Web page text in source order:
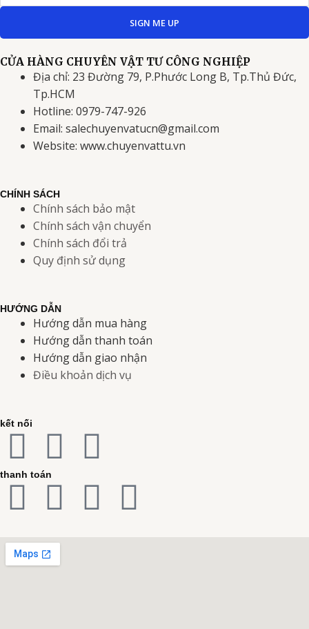
SIGN ME UP
CỬA HÀNG CHUYÊN VẬT TƯ CÔNG NGHIỆP
Địa chỉ: 23 Đường 79, P.Phước Long B, Tp.Thủ Đức,
Tp.HCM
Hotline: 0979-747-926
Email: salechuyenvatucn@gmail.com
Website: www.chuyenvattu.vn
CHÍNH SÁCH
Chính sách bảo mật
Chính sách vận chuyển
Chính sách đổi trả
Quy định sử dụng
HƯỚNG DẪN
Hướng dẫn mua hàng
Hướng dẫn thanh toán
Hướng dẫn giao nhận
Điều khoản dịch vụ
kết nối
F
a
c
e
I
n
s
t
Y
o
u
thanh toán
C
c
-
C
c
-
C C